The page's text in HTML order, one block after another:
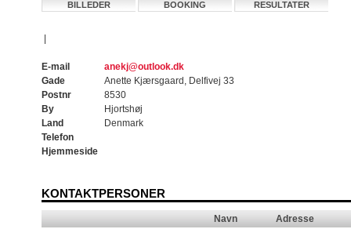
BILLEDER
BOOKING RESULTATER
E-mail
anekj@outlook.dk
Gade
Anette Kjærsgaard, Delfivej 33
Postnr
8530
By
Hjortshøj
Land
Denmark
Telefon
Hjemmeside
KONTAKTPERSONER
Navn
Adresse